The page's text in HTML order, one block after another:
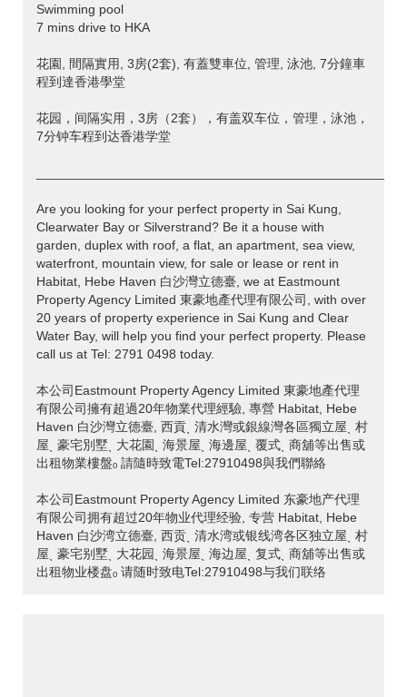
Swimming pool
7 mins drive to HKA
花園, 間隔實用, 3房(2套), 有蓋雙車位, 管理, 泳池, 7分鐘車
程到達香港學堂
花园，间隔实用，3房（2套），有盖双车位，管理，泳池，
7分钟车程到达香港学堂
Are you looking for your perfect property in Sai Kung,
Clearwater Bay or Silverstrand? Be it a house with
garden, duplex with roof, a flat, an apartment, sea view,
waterfront, mountain view, for sale or lease or rent in
Habitat, Hebe Haven 白沙灣立德臺, we at Eastmount
Property Agency Limited 東豪地產代理有限公司, with over
20 years of property experience in Sai Kung and Clear
Water Bay, will help you find your perfect property. Please
call us at Tel: 2791 0498 today.
本公司Eastmount Property Agency Limited 東豪地產代理
有限公司擁有超過20年物業代理經驗, 專營 Habitat, Hebe
Haven 白沙灣立德臺, 西貢ˎ 清水灣或銀線灣各區獨立屋ˎ 村
屋ˎ 豪宅別墅ˎ 大花園ˎ 海景屋ˎ 海邊屋ˎ 覆式ˎ 商舖等出售或
出租物業樓盤ₒ 請隨時致電Tel:27910498與我們聯絡
本公司Eastmount Property Agency Limited 东豪地产代理
有限公司拥有超过20年物业代理经验, 专营 Habitat, Hebe
Haven 白沙湾立德臺, 西贡ˎ 清水湾或银线湾各区独立屋ˎ 村
屋ˎ 豪宅别墅ˎ 大花园ˎ 海景屋ˎ 海边屋ˎ 复式ˎ 商舖等出售或
出租物业楼盘ₒ 请随时致电Tel:27910498与我们联络